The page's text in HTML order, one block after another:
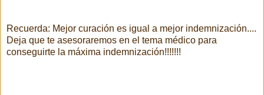
Recuerda: Mejor curación es igual a mejor indemnización....
Deja que te asesoraremos en el tema médico para
conseguirte la máxima indemnización!!!!!!!